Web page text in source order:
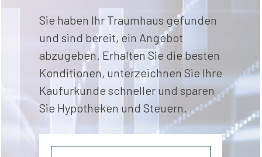
Sie haben Ihr Traumhaus gefunden
und sind bereit, ein Angebot
abzugeben. Erhalten Sie die besten
Konditionen, unterzeichnen Sie Ihre
Kaufurkunde schneller und sparen
Sie Hypotheken und Steuern.